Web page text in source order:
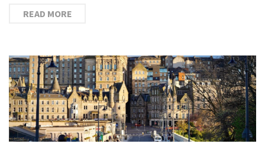
READ MORE